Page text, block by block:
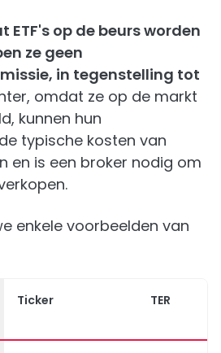
ETF's op de beurs worden
ze geen
in tegenstelling tot
omdat ze op de markt
kunnen hun
typische kosten van
en is een broker nodig om
enkele voorbeelden van
Ticker TER